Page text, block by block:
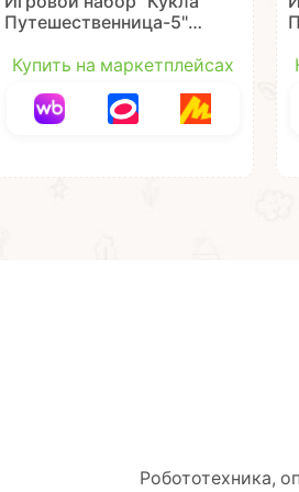
Путешественница-5" с
аксессуарами 11,5 см
Купить на маркетплейсах
Робототехника,